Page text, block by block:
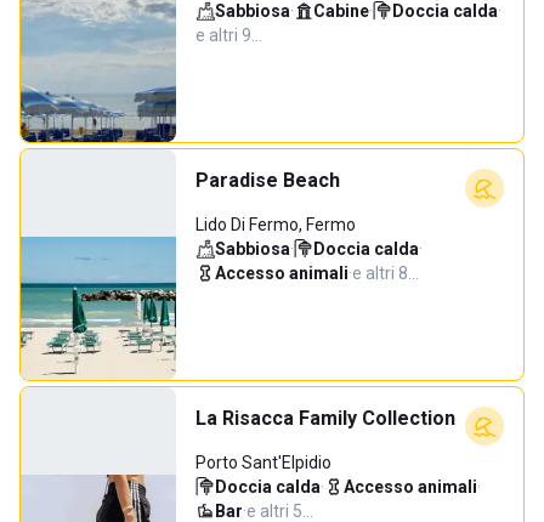
Sabbiosa· Cabine· Doccia calda·
e altri 9…
Paradise Beach
Lido Di Fermo, Fermo
Sabbiosa· Doccia calda·
Accesso animali·e altri 8…
La Risacca Family Collection
Porto Sant'Elpidio
Doccia calda· Accesso animali·
Bar·e altri 5…